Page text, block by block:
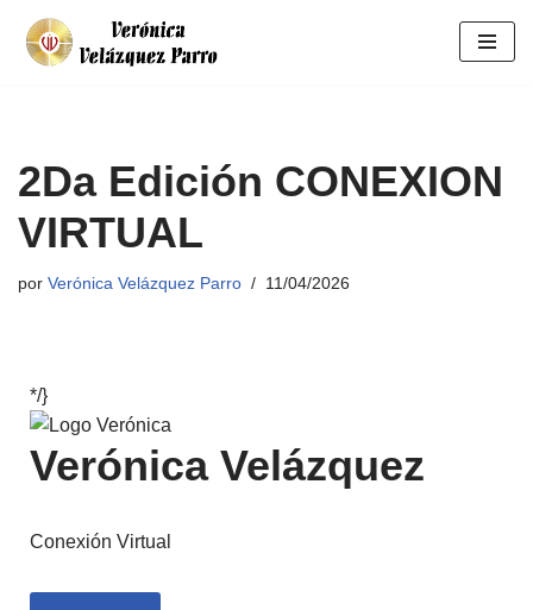
Saltar
2Da Edición CONEXION
VIRTUAL
por Verónica Velázquez Parro 11/04/2026
*/}
Verónica Velázquez
Conexión Virtual